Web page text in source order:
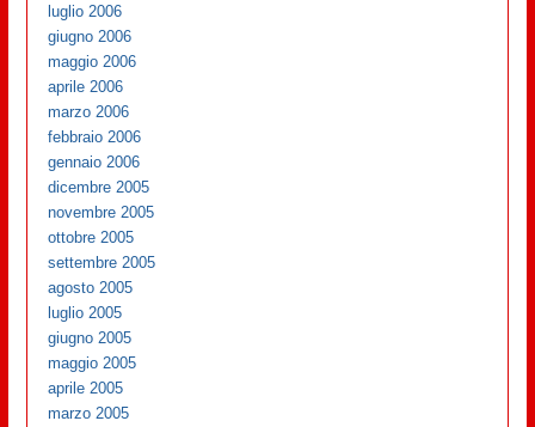
luglio 2006
giugno 2006
maggio 2006
aprile 2006
marzo 2006
febbraio 2006
gennaio 2006
dicembre 2005
novembre 2005
ottobre 2005
settembre 2005
agosto 2005
luglio 2005
giugno 2005
maggio 2005
aprile 2005
marzo 2005